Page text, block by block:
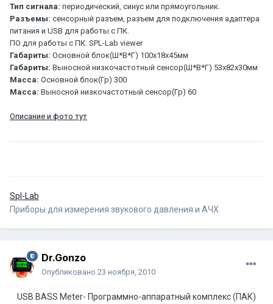
Тип сигнала: периодический, синус или прямоугольник.
Разъемы: сенсорный разъем, разъем для подключения адаптера
питания и USB для работы с ПК.
ПО для работы с ПК: SPL-Lab viewer
Габариты: Основной блок(Ш*В*Г) 100x18х45мм
Габариты: Выносной низкочастотный сенсор(Ш*В*Г) 53х82х30мм
Масса: Основной блок(Гр) 300
Масса: Выносной низкочастотный сенсор(Гр) 60
Описание и фото тут
Spl-Lab
Приборы для измерения звукового давления и АЧХ.
Dr.Gonzo
Опубликовано 23 ноября, 2010
USB BASS Meter- Программно-аппаратный комплекс (ПАК)